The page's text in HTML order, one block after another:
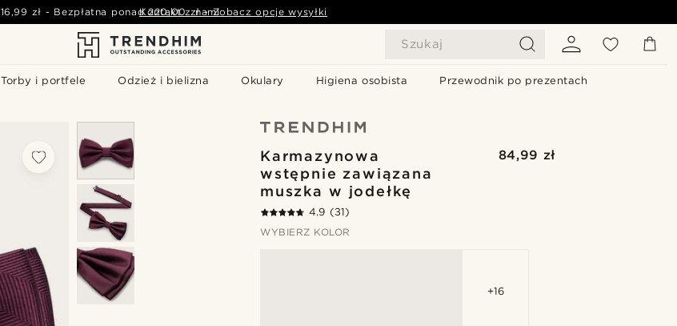
Szukaj
Torby i portfele Odzież i bielizna Okulary Higiena osobista Przewodnik po prezentach
16,99 zł - Bezpłatna ponad 220,00 zł - Zobacz opcje wysyłki
Kontakt z nami
Karmazynowa
wstępnie zawiązana
muszka w jodełkę
84,99 zł
4.9 (31)
WYBIERZ KOLOR
+16